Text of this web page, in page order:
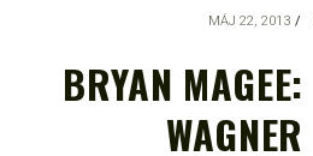
MÁJ 22, 2013
BRYAN MAGEE:
WAGNER